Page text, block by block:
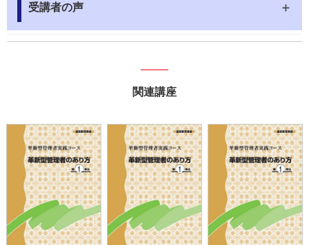
受講者の声
関連講座